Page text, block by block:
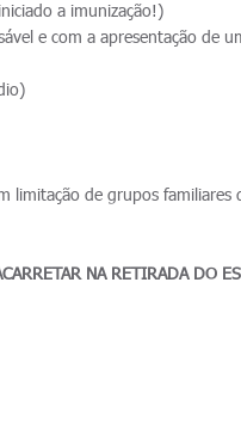
a imunização!)
e com a apresentação de
limitação de grupos familiares
NA RETIRADA DO